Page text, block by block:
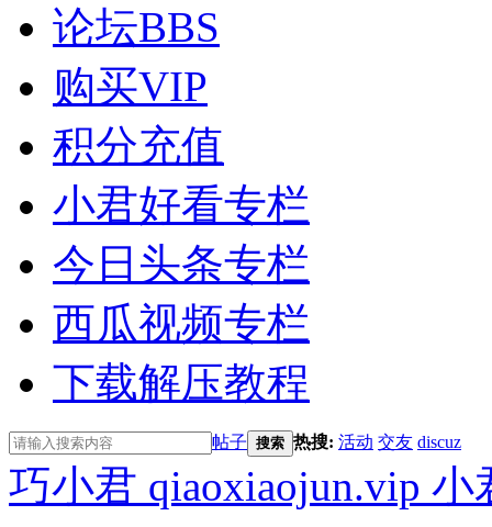
论坛BBS
购买VIP
积分充值
小君好看专栏
今日头条专栏
西瓜视频专栏
下载解压教程
帖子 搜索 热搜: 活动 交友 discuz
巧小君 qiaoxiaojun.vip